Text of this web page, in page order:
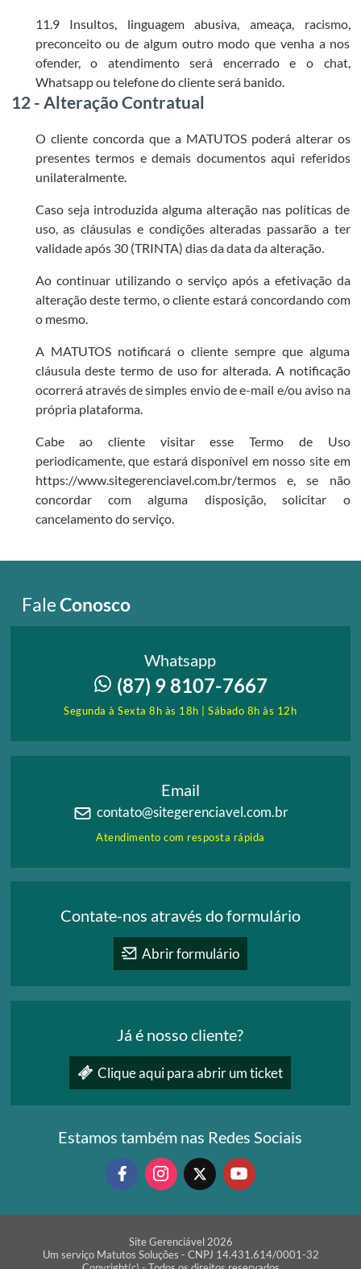
11.9 Insultos, linguagem abusiva, ameaça, racismo,
preconceito ou de algum outro modo que venha a nos
ofender, o atendimento será encerrado e o chat,
Whatsapp ou telefone do cliente será banido.
12 - Alteração Contratual
O cliente concorda que a MATUTOS poderá alterar os
presentes termos e demais documentos aqui referidos
unilateralmente.
Caso seja introduzida alguma alteração nas políticas de
uso, as cláusulas e condições alteradas passarão a ter
validade após 30 (TRINTA) dias da data da alteração.
Ao continuar utilizando o serviço após a efetivação da
alteração deste termo, o cliente estará concordando com
o mesmo.
A MATUTOS notificará o cliente sempre que alguma
cláusula deste termo de uso for alterada. A notificação
ocorrerá através de simples envio de e-mail e/ou aviso na
própria plataforma.
Cabe ao cliente visitar esse Termo de Uso
periodicamente, que estará disponível em nosso site em
https://www.sitegerenciavel.com.br/termos e, se não
concordar com alguma disposição, solicitar o
cancelamento do serviço.
FaleConosco
Whatsapp
(87) 9 8107-7667
Segunda à Sexta 8h às 18h | Sábado 8h às 12h
Email
contato@sitegerenciavel.com.br
Atendimento com resposta rápida
Contate-nos através do formulário
Abrir formulário
Já é nosso cliente?
Clique aqui para abrir um ticket
Estamos também nas Redes Sociais
Site Gerenciável 2026
Um serviço Matutos Soluções - CNPJ 14.431.614/0001-32